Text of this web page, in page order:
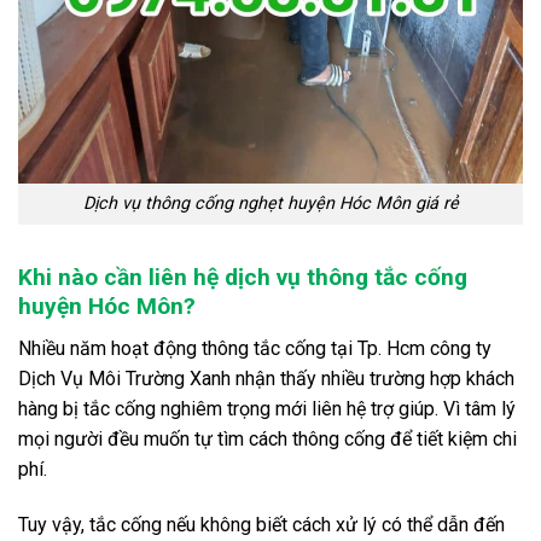
Dịch vụ thông cống nghẹt huyện Hóc Môn giá rẻ
Khi nào cần liên hệ dịch vụ thông tắc cống
huyện Hóc Môn?
Nhiều năm hoạt động thông tắc cống tại Tp. Hcm công ty
Dịch Vụ Môi Trường Xanh nhận thấy nhiều trường hợp khách
hàng bị tắc cống nghiêm trọng mới liên hệ trợ giúp. Vì tâm lý
mọi người đều muốn tự tìm cách thông cống để tiết kiệm chi
phí.
Tuy vậy, tắc cống nếu không biết cách xử lý có thể dẫn đến